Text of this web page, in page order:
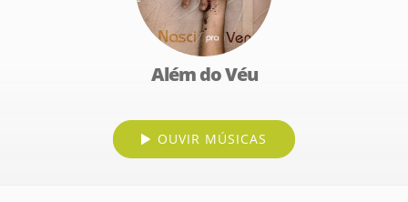
Além do Véu
OUVIR MÚSICAS